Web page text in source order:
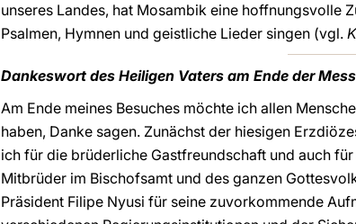
unseres Landes, hat Mosambik eine hoffnungsvolle
Psalmen, Hymnen und geistliche Lieder singen (vgl.
Dankeswort des Heiligen Vaters am Ende der
Am Ende meines Besuches möchte ich allen
haben, Danke sagen. Zunächst der hiesigen
ich für die brüderliche Gastfreundschaft und auch
Mitbrüder im Bischofsamt und des ganzen
Präsident Filipe Nyusi für seine zuvorkommende